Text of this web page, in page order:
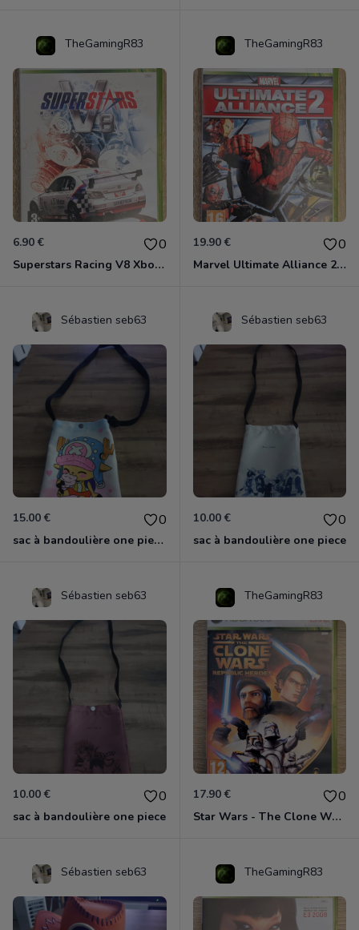
TheGamingR83
6.90 € 0
Superstars Racing V8 Xbox 360
TheGamingR83
19.90 € 0
Marvel Ultimate Alliance 2 Xbox 360
Sébastien seb63
15.00 € 0
sac à bandoulière one piece chopper
Sébastien seb63
10.00 € 0
sac à bandoulière one piece
Sébastien seb63
10.00 € 0
sac à bandoulière one piece
TheGamingR83
17.90 € 0
Star Wars - The Clone Wars - Les Héros De La République Xbox 360
Sébastien seb63 TheGamingR83